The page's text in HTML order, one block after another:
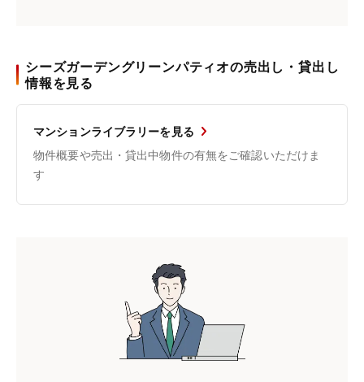
シーズガーデングリーンパティオの売出し・貸出し
情報を見る
マンションライブラリーを見る
物件概要や売出・貸出中物件の有無をご確認いただけま
す